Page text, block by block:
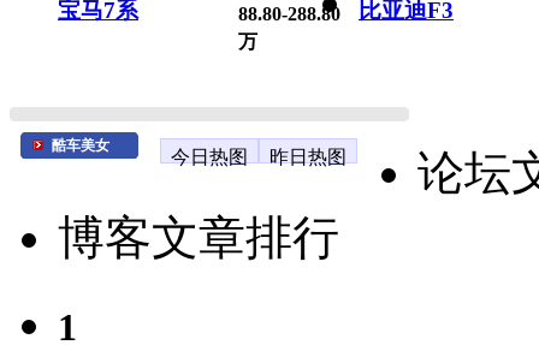
宝马7系
88.80-288.80
万
比亚迪F3
酷车美女
今日热图 昨日热图
论坛
博客文章排行
1